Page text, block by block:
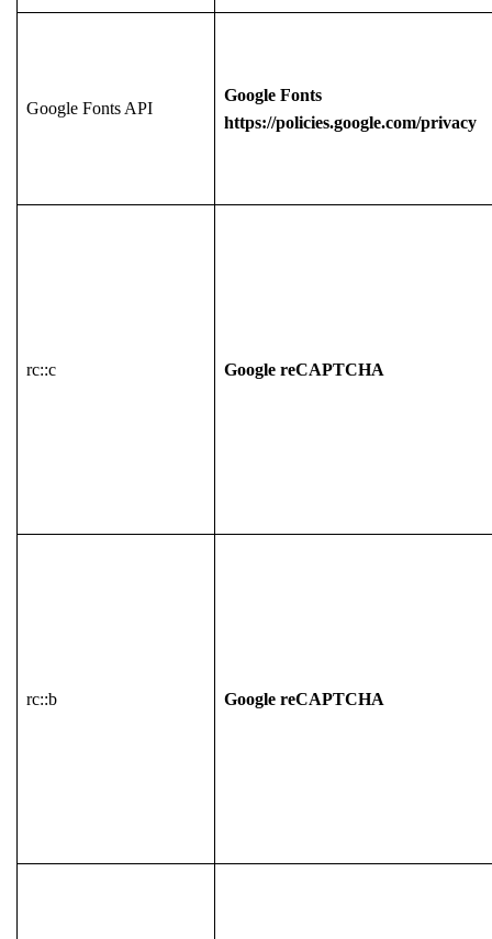
Google Fonts API
Google Fonts
https://policies.google.com/privacy
rc::c Google reCAPTCHA
rc::b Google reCAPTCHA